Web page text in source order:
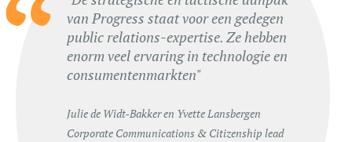
van Progress staat voor een gedegen
public relations-expertise. Ze hebben
enorm veel ervaring in technologie en
consumentenmarkten"
Julie de Widt-Bakker en Yvette Lansbergen
Corporate Communications & Citizenship lead